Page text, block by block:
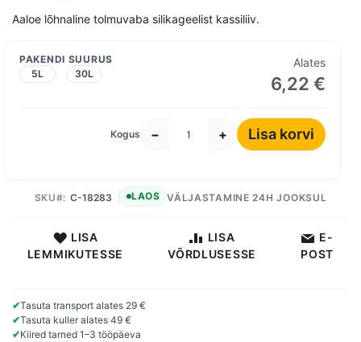
Aaloe lõhnaline tolmuvaba silikageelist kassiliiv.
Alates
6,22 €
PAKENDI SUURUS
5L
30L
Kogus − + Lisa korvi
VÄLJASTAMINE 24H JOOKSUL
SKU C-18283 LAOS
LISA
LEMMIKUTESSE
LISA
VÕRDLUSESSE
E-
POST
✔Tasuta transport alates 29 €
✔Tasuta kuller alates 49 €
✔Kiired tarned 1–3 tööpäeva